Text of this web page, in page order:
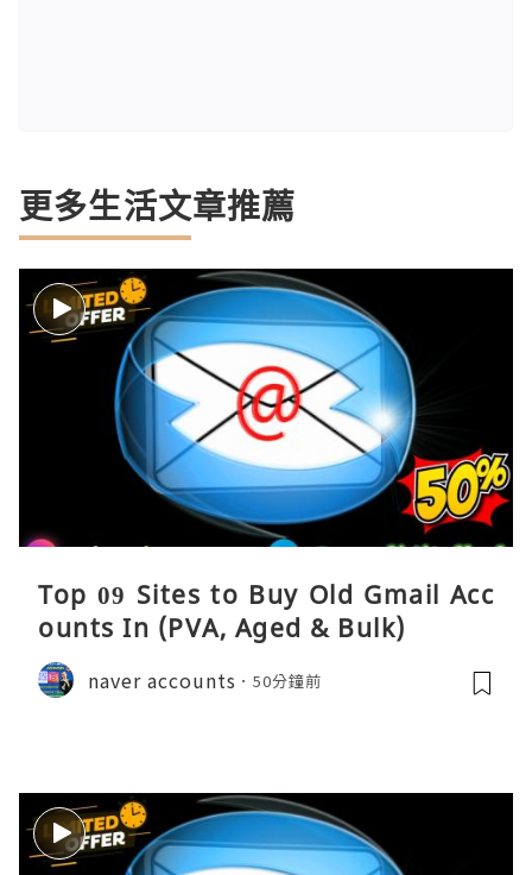
更多生活文章推薦
Top 09 Sites to Buy Old Gmail Acc
ounts In (PVA, Aged & Bulk)
naver accounts 50分鐘前